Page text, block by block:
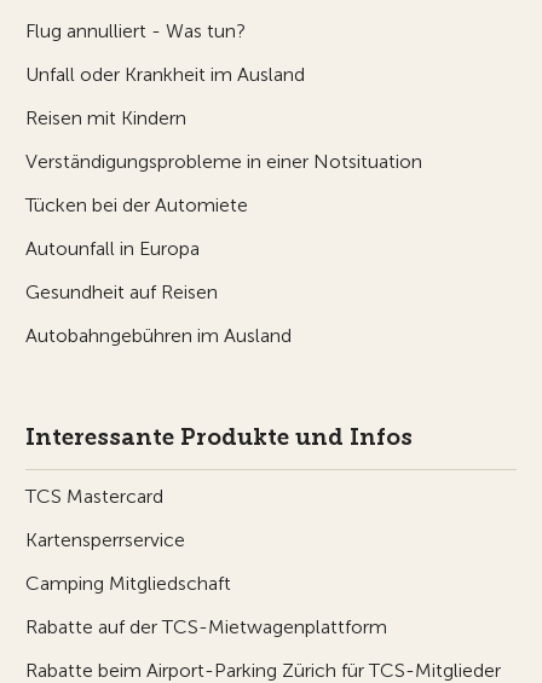
Flug annulliert - Was tun?
Unfall oder Krankheit im Ausland
Reisen mit Kindern
Verständigungsprobleme in einer Notsituation
Tücken bei der Automiete
Autounfall in Europa
Gesundheit auf Reisen
Autobahngebühren im Ausland
Interessante Produkte und Infos
TCS Mastercard
Kartensperrservice
Camping Mitgliedschaft
Rabatte auf der TCS-Mietwagenplattform
Rabatte beim Airport-Parking Zürich für TCS-Mitglieder